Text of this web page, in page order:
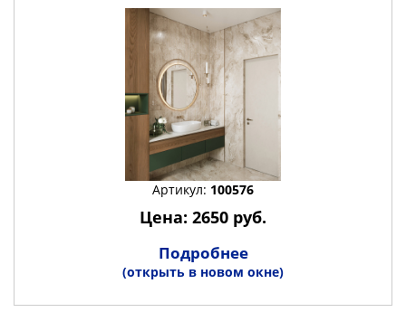
Артикул: 100576
Цена: 2650 руб.
Подробнее
(открыть в новом окне)